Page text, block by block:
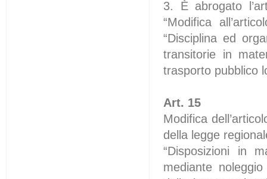
3. È abrogato
“Modifica
“Disciplina ed
transitorie in
trasporto pubblico
Art. 15
Modifica
della legge
“Disposizioni in
mediante